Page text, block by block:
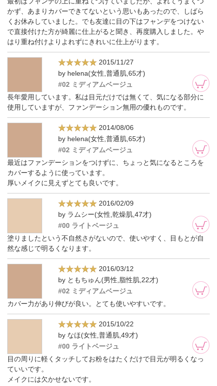
かず、あまりカバーできてないという思いもあったので、しばら
くお休みしていました。でも友達に目の下はフャンデをつけない
で直接付けた方が綺麗に仕上がると聞き、再度購入しました。や
はり重ね付けよりよれずにきれいに仕上がります。
2015/11/27
by helena(女性,普通肌,65才)
#02 ミディアムベージュ
長年愛用しています。私は目元だけでは無くて、気になる部分に
使用していますが、ファンデーション無用の優れものです。
2014/08/06
by helena(女性,普通肌,65才)
#02 ミディアムベージュ
最近はファンデーションをつけずに、ちょっと気になるところを
カバーするように使っています。
厚いメイクに見えずとても良いです。
2016/02/09
by ラムシー(女性,乾燥肌,47才)
#00 ライトベージュ
塗りましたという不自然さがないので、使いやすく、目もとが自
然な感じで明るくなります。
2016/03/12
by ともちゅん(男性,脂性肌,22才)
#02 ミディアムベージュ
カバー力があり伸びが良い。とても使いやすいです。
2015/10/22
by なほ(女性,普通肌,49才)
#00 ライトベージュ
目の周りに軽くタッチしてお粉をはたくだけで目元が明るくなっ
ていいです。
メイクには欠かせないです。